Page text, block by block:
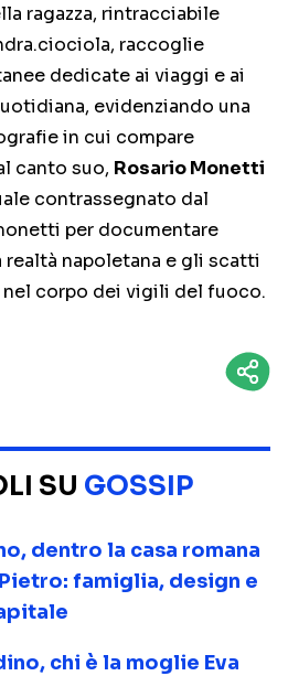
ragazza, rintracciabile
raccoglie
dedicate ai viaggi e ai
evidenziando una
in cui compare
canto suo, Rosario Monetti
contrassegnato dal
per documentare
napoletana e gli scatti
corpo dei vigili del fuoco.
SU GOSSIP
dentro la casa romana
famiglia, design e
chi è la moglie Eva